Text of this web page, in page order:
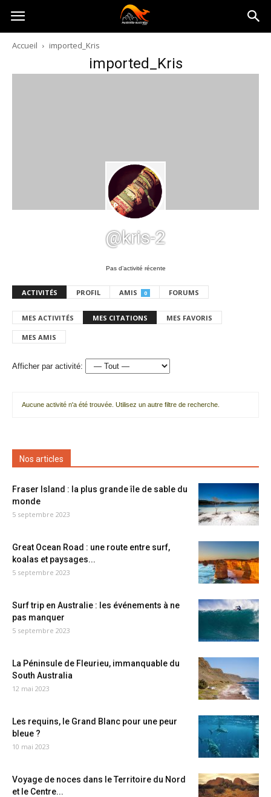
Australia-
australie.com
Accueil imported_Kris
imported_Kris
@kris-2
Pas d’activité récente
ACTIVITÉS PROFIL AMIS 0 FORUMS
MES ACTIVITÉS MES CITATIONS MES FAVORIS
MES AMIS
Afficher par activité:
Aucune activité n'a été trouvée. Utilisez un autre filtre de recherche.
Nos articles
Fraser Island : la plus grande île de sable du
monde
5 septembre 2023
Great Ocean Road : une route entre surf,
koalas et paysages...
5 septembre 2023
Surf trip en Australie : les événements à ne
pas manquer
5 septembre 2023
La Péninsule de Fleurieu, immanquable du
South Australia
12 mai 2023
Les requins, le Grand Blanc pour une peur
bleue ?
10 mai 2023
Voyage de noces dans le Territoire du Nord
et le Centre...